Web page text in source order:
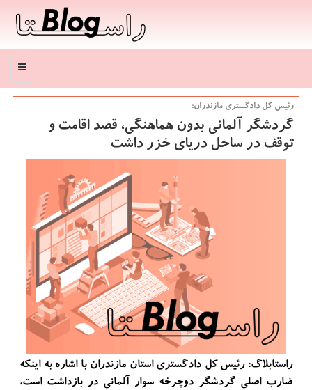
منو
رئیس كل دادگستری مازندران:
گردشگر آلمانی بدون هماهنگی، قصد اقامت و
توقف در ساحل دریای خزر داشت
راستابلاگ: رئیس كل دادگستری استان مازندران با اشاره به اینكه
ضارب اصلی گردشگر دوچرخه سوار آلمانی در بازداشت است،